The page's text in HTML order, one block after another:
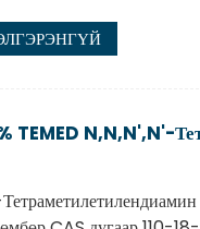
TEMED N,N,N',N'-